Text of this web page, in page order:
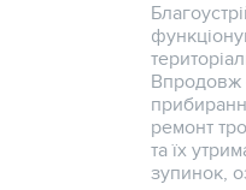
Впродовж
ремонт
та їх
зупинок,